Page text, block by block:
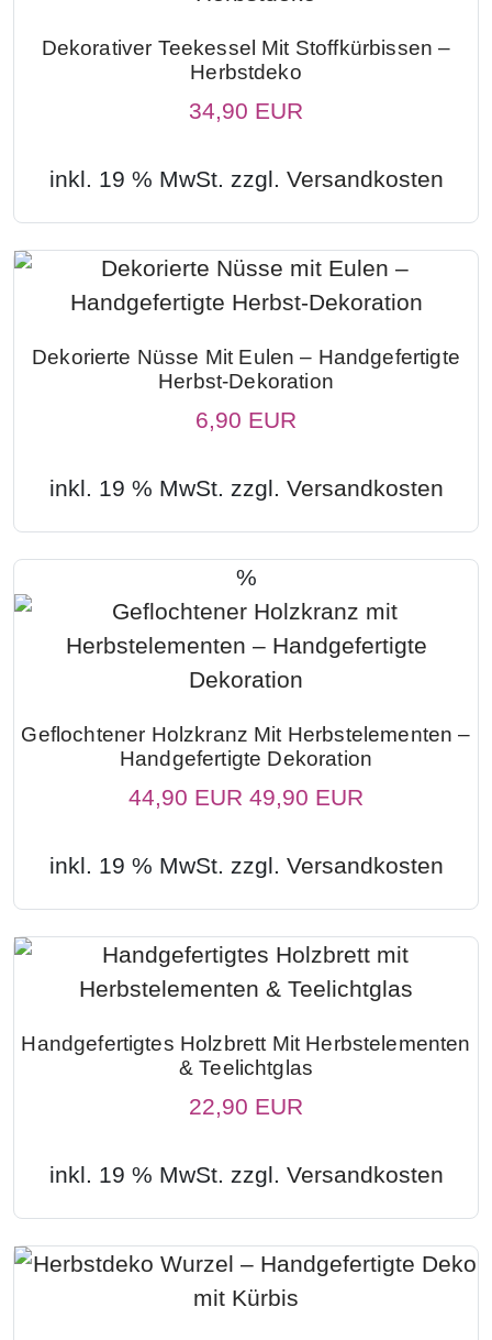
Dekorativer Teekessel Mit Stoffkürbissen –
Herbstdeko
34,90 EUR
inkl. 19 % MwSt. zzgl. Versandkosten
Dekorierte Nüsse Mit Eulen – Handgefertigte
Herbst-Dekoration
6,90 EUR
inkl. 19 % MwSt. zzgl. Versandkosten
%
Geflochtener Holzkranz Mit Herbstelementen –
Handgefertigte Dekoration
44,90 EUR 49,90 EUR
inkl. 19 % MwSt. zzgl. Versandkosten
Handgefertigtes Holzbrett Mit Herbstelementen
& Teelichtglas
22,90 EUR
inkl. 19 % MwSt. zzgl. Versandkosten